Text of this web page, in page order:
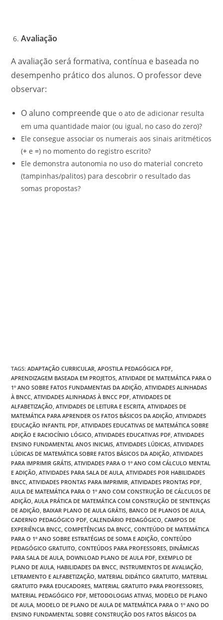
Avaliação
A avaliação será formativa, contínua e baseada no
desempenho prático dos alunos. O professor deve
observar:
O aluno compreende que o ato de adicionar resulta
em uma quantidade maior (ou igual, no caso do zero)?
Ele consegue associar os numerais aos sinais aritméticos
(+ e=) no momento do registro escrito?
Ele demonstra autonomia no uso do material concreto
(tampinhas/palitos) para descobrir o resultado das
somas propostas?
TAGS:ADAPTAÇÃO CURRICULAR, APOSTILA PEDAGÓGICA PDF,
APRENDIZAGEM BASEADA EM PROJETOS, ATIVIDADE DE MATEMÁTICA PARA O
1º ANO SOBRE FATOS FUNDAMENTAIS DA ADIÇÃO, ATIVIDADES ALINHADAS
À BNCC, ATIVIDADES ALINHADAS À BNCC PDF, ATIVIDADES DE
ALFABETIZAÇÃO, ATIVIDADES DE LEITURA E ESCRITA, ATIVIDADES DE
MATEMÁTICA PARA APRENDER OS FATOS BÁSICOS DA ADIÇÃO, ATIVIDADES
EDUCAÇÃO INFANTIL PDF, ATIVIDADES EDUCATIVAS DE MATEMÁTICA SOBRE
ADIÇÃO E RACIOCÍNIO LÓGICO, ATIVIDADES EDUCATIVAS PDF, ATIVIDADES
ENSINO FUNDAMENTAL ANOS INICIAIS, ATIVIDADES LÚDICAS, ATIVIDADES
LÚDICAS DE MATEMÁTICA SOBRE FATOS BÁSICOS DA ADIÇÃO, ATIVIDADES
PARA IMPRIMIR GRÁTIS, ATIVIDADES PARA O 1º ANO COM CÁLCULO MENTAL
E ADIÇÃO, ATIVIDADES PARA SALA DE AULA, ATIVIDADES POR HABILIDADES
BNCC, ATIVIDADES PRONTAS PARA IMPRIMIR, ATIVIDADES PRONTAS PDF,
AULA DE MATEMÁTICA PARA O 1º ANO COM CONSTRUÇÃO DE CÁLCULOS DE
ADIÇÃO, AULA PRÁTICA DE MATEMÁTICA COM CONSTRUÇÃO DE SENTENÇAS
DE ADIÇÃO, BAIXAR PLANO DE AULA GRÁTIS, BANCO DE PLANOS DE AULA,
CADERNO PEDAGÓGICO PDF, CALENDÁRIO PEDAGÓGICO, CAMPOS DE
EXPERIÊNCIA BNCC, COMPETÊNCIAS DA BNCC, CONTEÚDO DE MATEMÁTICA
PARA O 1º ANO SOBRE ESTRATÉGIAS DE SOMA E ADIÇÃO, CONTEÚDO
PEDAGÓGICO GRATUITO, CONTEÚDOS PARA PROFESSORES, DINÂMICAS
PARA SALA DE AULA, DOWNLOAD PLANO DE AULA PDF, EXEMPLO DE
PLANO DE AULA, HABILIDADES DA BNCC, INSTRUMENTOS DE AVALIAÇÃO,
LETRAMENTO E ALFABETIZAÇÃO, MATERIAL DIDÁTICO GRATUITO, MATERIAL
GRATUITO PARA EDUCADORES, MATERIAL GRATUITO PARA PROFESSORES,
MATERIAL PEDAGÓGICO PDF, METODOLOGIAS ATIVAS, MODELO DE PLANO
DE AULA, MODELO DE PLANO DE AULA DE MATEMÁTICA PARA O 1º ANO DO
ENSINO FUNDAMENTAL SOBRE CONSTRUÇÃO DOS FATOS BÁSICOS DA